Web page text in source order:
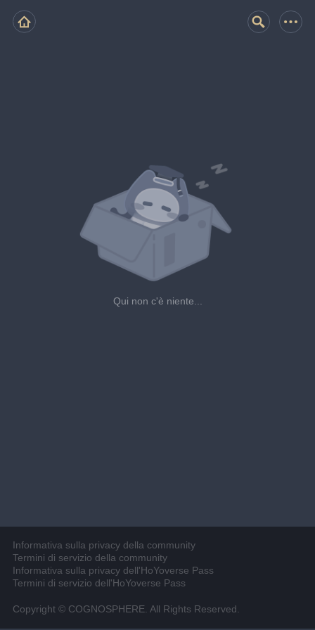
Qui non c'è niente...
Informativa sulla privacy della community
Termini di servizio della community
Informativa sulla privacy dell'HoYoverse Pass
Termini di servizio dell'HoYoverse Pass
Copyright © COGNOSPHERE. All Rights Reserved.